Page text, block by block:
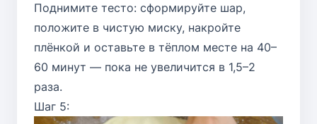
Поднимите тесто: сформируйте шар,
положите в чистую миску, накройте
плёнкой и оставьте в тёплом месте на 40–
60 минут — пока не увеличится в 1,5–2
раза.
Шаг 5: